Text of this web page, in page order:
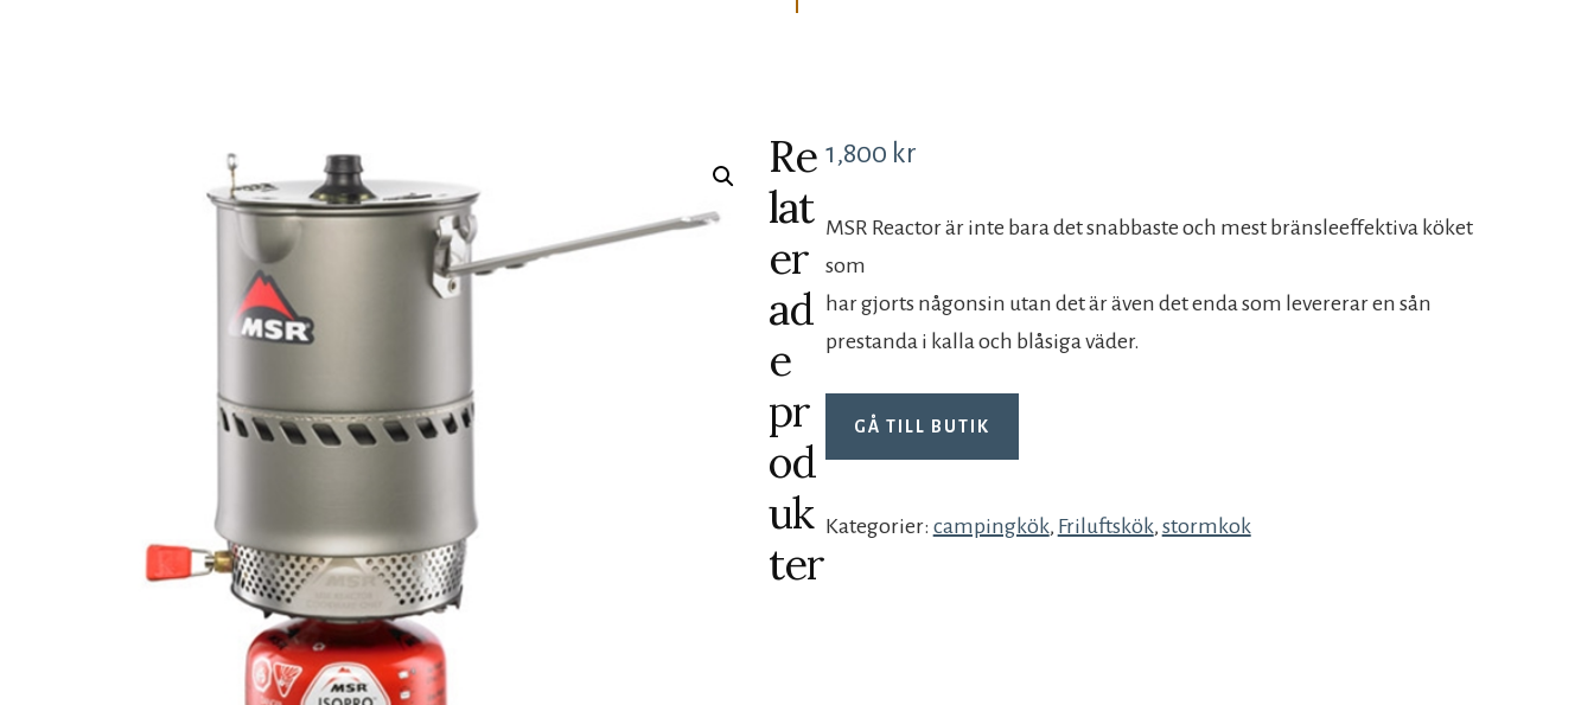
1,800 kr
MSR Reactor är inte bara det snabbaste och mest bränsleeffektiva köket
som
har gjorts någonsin utan det är även det enda som levererar en sån
prestanda i kalla och blåsiga väder.
GÅ TILL BUTIK
Kategorier: campingkök, Friluftskök, stormkok
Re
lat
er
ad
e
pr
od
uk
ter